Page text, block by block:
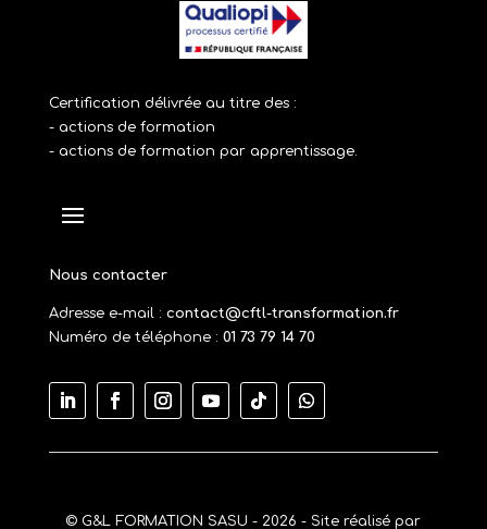
Certification délivrée au titre des :
- actions de formation
- actions de formation par apprentissage.
Nous contacter
Adresse e-mail : contact@cftl-transformation.fr
Numéro de téléphone : 01 73 79 14 70
© G&L FORMATION SASU - 2026 - Site réalisé par